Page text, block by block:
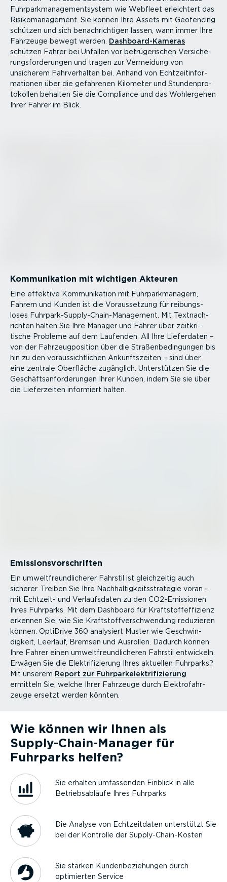
Fuhrpark­ma­nage­ment­system wie Webfleet erleichtert das
Risiko­ma­nagement. Sie können Ihre Assets mit Geofencing
schützen und sich benach­rich­tigen lassen, wann immer Ihre
Fahrzeuge bewegt werden. Dashboar­d-­Ka­meras
schützen Fahrer bei Unfällen vor betrü­ge­ri­schen Versi­che­
rungs­for­de­rungen und tragen zur Vermeidung von
unsicherem Fahrver­halten bei. Anhand von Echtzeit­in­for­
ma­tionen über die gefahrenen Kilometer und Stunden­pro­
to­kollen behalten Sie die Compliance und das Wohlergehen
Ihrer Fahrer im Blick.
Kommu­ni­kation mit wichtigen Akteuren
Eine effektive Kommu­ni­kation mit Fuhrpark­ma­nagern,
Fahrern und Kunden ist die Voraus­setzung für reibungs­
loses Fuhrpar­k-­Sup­p­ly-Chain-­Ma­nagement. Mit Textnach­
richten halten Sie Ihre Manager und Fahrer über zeitkri­
tische Probleme auf dem Laufenden. All Ihre Lieferdaten –
von der Fahrzeug­po­sition über die Straßen­be­din­gungen bis
hin zu den voraus­sicht­lichen Ankunfts­zeiten – sind über
eine zentrale Oberfläche zugänglich. Unter­stützen Sie die
Geschäfts­an­for­de­rungen Ihrer Kunden, indem Sie sie über
die Liefer­zeiten informiert halten.
Emissi­ons­vor­schriften
Ein umwelt­freund­li­cherer Fahrstil ist gleich­zeitig auch
sicherer. Treiben Sie Ihre Nachhal­tig­keits­stra­tegie voran –
mit Echtzeit- und Verlaufs­daten zu den CO2-Emissionen
Ihres Fuhrparks. Mit dem Dashboard für Kraft­stoff­ef­fi­zienz
erkennen Sie, wie Sie Kraft­stoff­ver­schwendung reduzieren
können. OptiDrive 360 analysiert Muster wie Geschwin­
digkeit, Leerlauf, Bremsen und Ausrollen. Dadurch können
Ihre Fahrer einen umwelt­freund­li­cheren Fahrstil entwickeln.
Erwägen Sie die Elektri­fi­zierung Ihres aktuellen Fuhrparks?
Mit unserem Report zur Fuhrpark­elek­tri­fi­zierung
ermitteln Sie, welche Ihrer Fahrzeuge durch Elektro­fahr­
zeuge ersetzt werden könnten.
Wie können wir Ihnen als
Supply-Chain-­Ma­nager für
Fuhrparks helfen?
Sie erhalten umfassenden Einblick in alle
Betriebs­ab­läufe Ihres Fuhrparks
Die Analyse von Echtzeit­daten unterstützt Sie
bei der Kontrolle der Supply-Chain-­Kosten
Sie stärken Kunden­be­zie­hungen durch
optimierten Service